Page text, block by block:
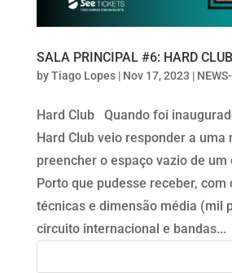
SALA PRINCIPAL #6: HARD CLUB
byTiago Lopes| Nov 17, 2023 |
Hard Club Quando foi
Hard Club veio responder a uma
preencher o espaço vazio de um
Porto que pudesse receber, com
técnicas e dimensão média (mil
circuito internacional e bandas...